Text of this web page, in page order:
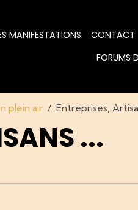
MANIFESTATIONS CONTACT
FORUMS
plein air Entreprises,
...